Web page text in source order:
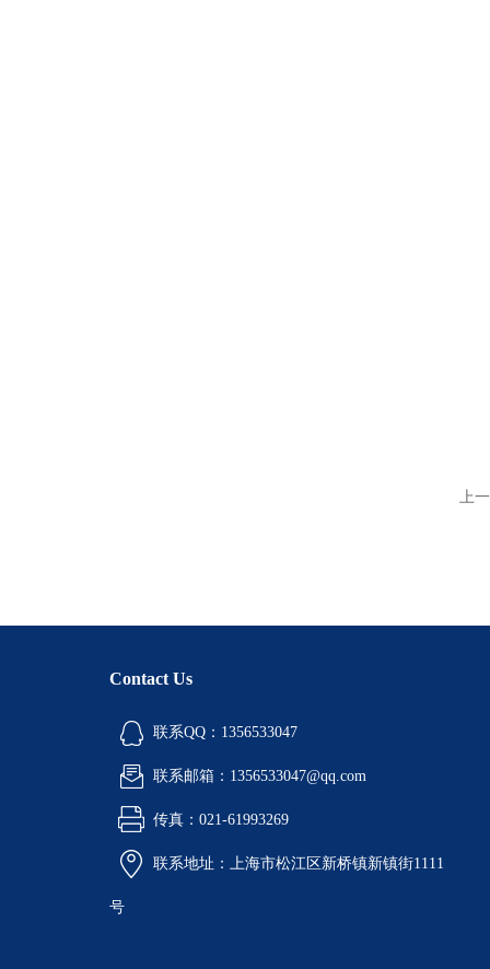
上
Contact Us
联系QQ：1356533047
联系邮箱：1356533047@qq.com
传真：021-61993269
联系地址：上海市松江区新桥镇新镇街1111
号